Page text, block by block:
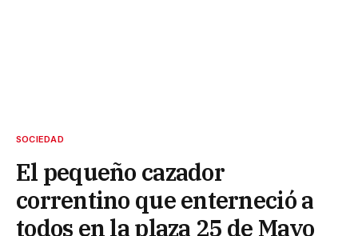
SOCIEDAD
El pequeño cazador
correntino que enterneció a
todos en la plaza 25 de Mayo